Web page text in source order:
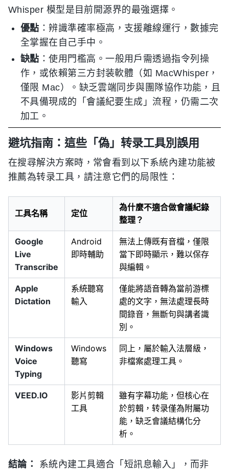
Whisper 模型是目前開源界的最強選擇。
優點 ：辨識準確率極高，支援離線運行，數據完
全掌握在自己手中。
缺點 ：使用門檻高。一般用戶需透過指令列操
作，或依賴第三方封装軟體（如 MacWhisper，
僅限 Mac）。缺乏雲端同步與團隊協作功能，且
不具備現成的「會議紀要生成」流程，仍需二次
加工。
避坑指南：這些「偽」转录工具別誤用
在搜尋解決方案時，常會看到以下系統內建功能被
推薦為转录工具，請注意它們的局限性：
工具名稱 定位
為什麼不適合做會議紀錄
整理？
Google
Live
Transcribe
Android
即時輔助
無法上傳既有音檔，僅限
當下即時顯示，難以保存
與編輯。
Apple
Dictation
系統聽寫
輸入
僅能將語音轉為當前游標
處的文字，無法處理長時
間錄音，無斷句與講者識
別。
Windows
Voice
Typing
Windows
聽寫
同上，屬於輸入法層級，
非檔案處理工具。
VEED.IO
影片剪輯
工具
雖有字幕功能，但核心在
於剪輯，转录僅為附屬功
能，缺乏會議結構化分
析。
結論： 系統內建工具適合「短訊息輸入」，而非